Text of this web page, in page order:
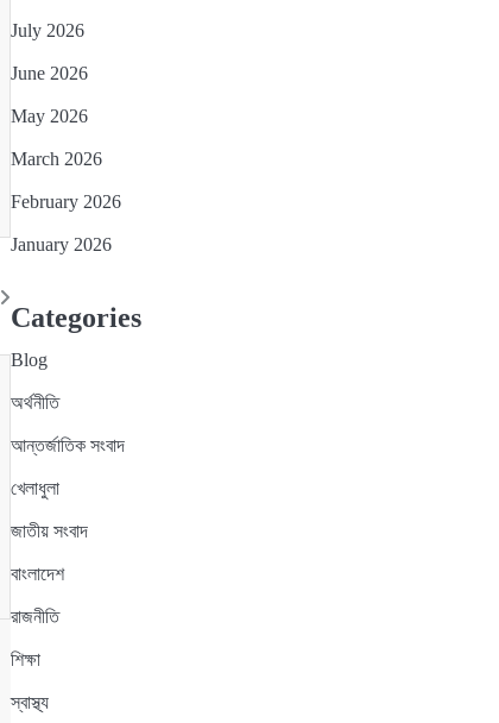
July 2026
June 2026
May 2026
March 2026
February 2026
January 2026
Categories
Blog
অর্থনীতি
আন্তর্জাতিক সংবাদ
খেলাধুলা
জাতীয় সংবাদ
বাংলাদেশ
রাজনীতি
শিক্ষা
স্বাস্থ্য